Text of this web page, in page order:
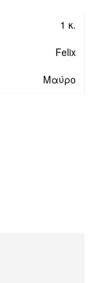
1 κ.
Felix
Μαύρο